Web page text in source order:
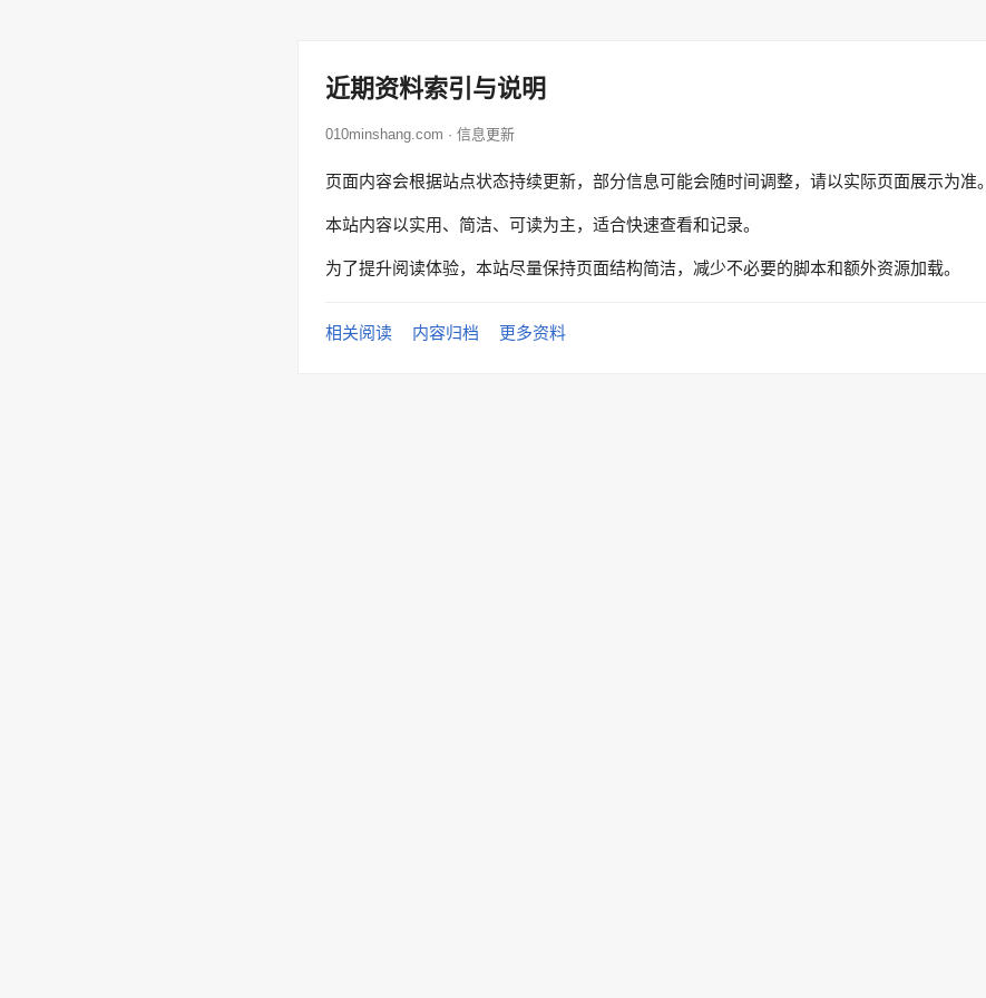
近期资料索引与说明
010minshang.com · 信息更新
页面内容会根据站点状态持续更新，部分信息可能会随时间调整，请以实际页面展示为准。
本站内容以实用、简洁、可读为主，适合快速查看和记录。
为了提升阅读体验，本站尽量保持页面结构简洁，减少不必要的脚本和额外资源加载。
相关阅读 内容归档 更多资料